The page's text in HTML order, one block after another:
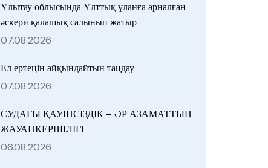
Ұлытау облысында Ұлттық ұланға арналған
әскери қалашық салынып жатыр
07.08.2026
Ел ертеңін айқындайтын таңдау
07.08.2026
СУДАҒЫ ҚАУІПСІЗДІК – ӘР АЗАМАТТЫҢ
ЖАУАПКЕРШІЛІГІ
06.08.2026